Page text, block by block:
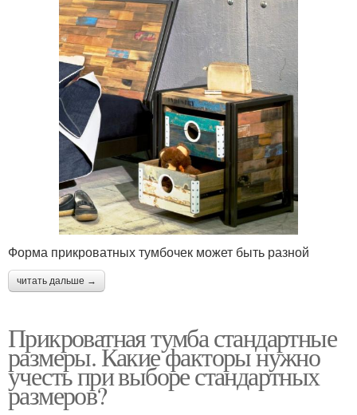
Форма прикроватных тумбочек может быть разной
читать дальше →
Прикроватная тумба стандартные
размеры. Какие факторы нужно
учесть при выборе стандартных
размеров?